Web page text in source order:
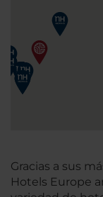
Gracias a sus
Hotels Europe